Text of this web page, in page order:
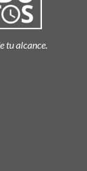
tu alcance.